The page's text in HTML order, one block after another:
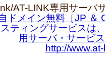
AT-LINK専用サーバ
ドメイン無料［JP ＆
ティングサービスは
用サーバ・サービ
http://